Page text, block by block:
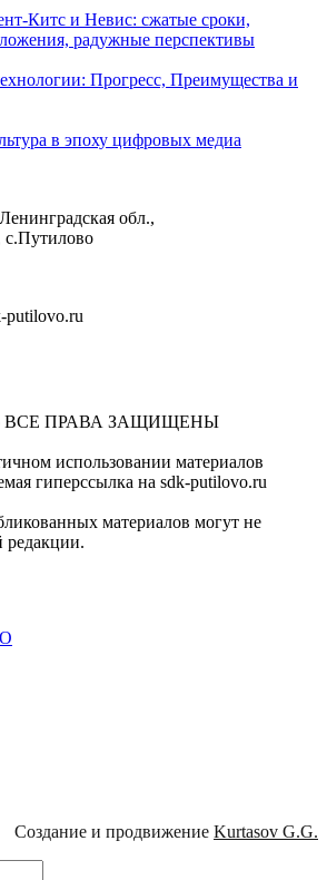
Китс и Невис: сжатые сроки,
радужные перспективы
Прогресс, Преимущества и
в эпоху цифровых медиа
обл.,
putilovo.ru
ВСЕ ПРАВА ЗАЩИЩЕНЫ
использовании материалов
гиперссылка на sdk-putilovo.ru
материалов могут не
редакции.
Создание и продвижение Kurtasov G.G.